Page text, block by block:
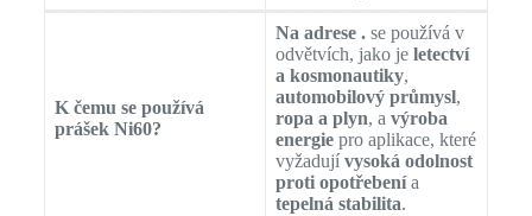
K čemu se používá
prášek Ni60?
Na adrese .se používá v
odvětvích, jako je letectví
a kosmonautiky,
automobilový průmysl,
ropa a plyn, a výroba
energiepro aplikace, které
vyžadují vysoká odolnost
proti opotřebenía
tepelná stabilita.